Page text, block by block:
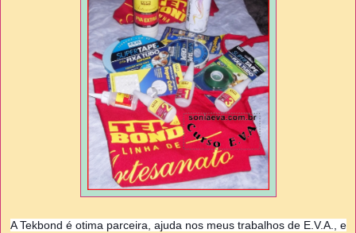
A Tekbond é otima parceira, ajuda nos meus trabalhos de E.V.A., e